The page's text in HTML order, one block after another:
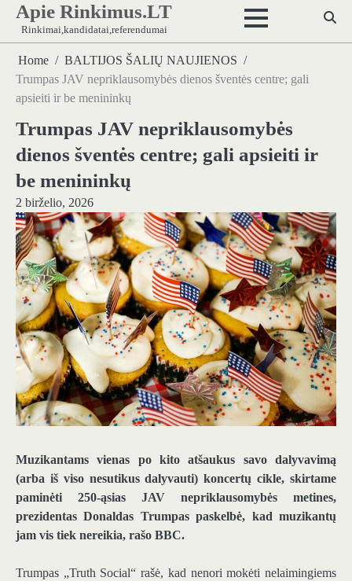
Skip
content
Apie Rinkimus.LT
Rinkimai,kandidatai,referendumai
Home
BALTIJOS ŠALIŲ NAUJIENOS
Trumpas JAV nepriklausomybės dienos šventės centre; gali
apsieiti ir be menininkų
Trumpas JAV nepriklausomybės
dienos šventės centre; gali apsieiti ir
be menininkų
2 birželio, 2026
Muzikantams vienas po kito atšaukus savo dalyvavimą
(arba iš viso nesutikus dalyvauti) koncertų cikle, skirtame
paminėti 250-ąsias JAV nepriklausomybės metines,
prezidentas Donaldas Trumpas paskelbė, kad muzikantų
jam vis tiek nereikia, rašo BBC.
Trumpas „Truth Social“ rašė, kad nenori mokėti nelaimingiems